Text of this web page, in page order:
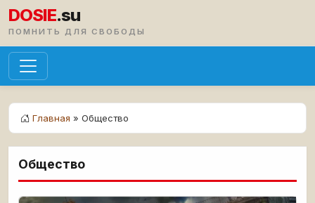
DOSIE.su
ПОМНИТЬ ДЛЯ СВОБОДЫ
Главная » Общество
Общество